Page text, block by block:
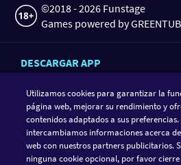
©2018 - 2026 Funstage
Games powered by
DESCARGAR APP
Utilizamos cookies para garantizar la
página web, mejorar su rendimiento y
contenidos adaptados a sus preferencias.
intercambiamos informaciones acerca
web con nuestros partners publicitarios.
ninguna cookie opcional, por favor cierre